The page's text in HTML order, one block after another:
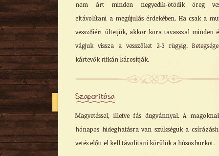
nem árt minden negyedik-ötödik öreg
eltávolítani a megújulás érdekében. Ha csak a
vesszőiért ültetjük, akkor kora tavasszal minden
vágjuk vissza a vesszőket 2-3 rügyig.
kártevők ritkán károsítják.
Szaporítása
Magvetéssel, illetve fás dugvánnyal. A
hónapos hideghatásra van szükségük a
vetés előtt el kell távolítani körülük a húsos burkot.